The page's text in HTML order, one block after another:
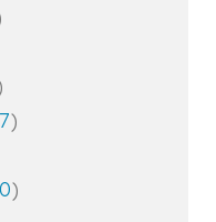
)
)